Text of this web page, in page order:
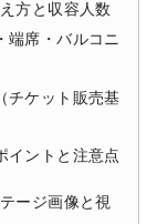
方と収容人数
端席・バルコニ
チケット販売基
イントと注意点
ージ画像と視